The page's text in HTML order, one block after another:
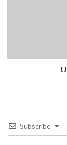
Subscribe